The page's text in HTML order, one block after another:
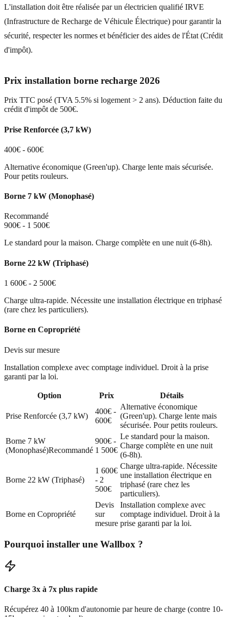
L'installation doit être réalisée par un électricien qualifié IRVE
(Infrastructure de Recharge de Véhicule Électrique) pour garantir la
sécurité, respecter les normes et bénéficier des aides de l'État (Crédit
d'impôt).
Prix installation borne recharge 2026
Prix TTC posé (TVA 5.5% si logement > 2 ans). Déduction faite du
crédit d'impôt de 500€.
Prise Renforcée (3,7 kW)
400€ - 600€
Alternative économique (Green'up). Charge lente mais sécurisée.
Pour petits rouleurs.
Borne 7 kW (Monophasé)
Recommandé
900€ - 1 500€
Le standard pour la maison. Charge complète en une nuit (6-8h).
Borne 22 kW (Triphasé)
1 600€ - 2 500€
Charge ultra-rapide. Nécessite une installation électrique en triphasé
(rare chez les particuliers).
Borne en Copropriété
Devis sur mesure
Installation complexe avec comptage individuel. Droit à la prise
garanti par la loi.
Option Prix Détails
Prise Renforcée (3,7 kW)
400€ -
600€
Alternative économique
(Green'up). Charge lente mais
sécurisée. Pour petits rouleurs.
Borne 7 kW
(Monophasé)Recommandé
900€ -
1 500€
Le standard pour la maison.
Charge complète en une nuit
(6-8h).
Borne 22 kW (Triphasé)
1 600€
- 2
500€
Charge ultra-rapide. Nécessite
une installation électrique en
triphasé (rare chez les
particuliers).
Borne en Copropriété
Devis
sur
mesure
Installation complexe avec
comptage individuel. Droit à la
prise garanti par la loi.
Pourquoi installer une Wallbox ?
Charge 3x à 7x plus rapide
Récupérez 40 à 100km d'autonomie par heure de charge (contre 10-